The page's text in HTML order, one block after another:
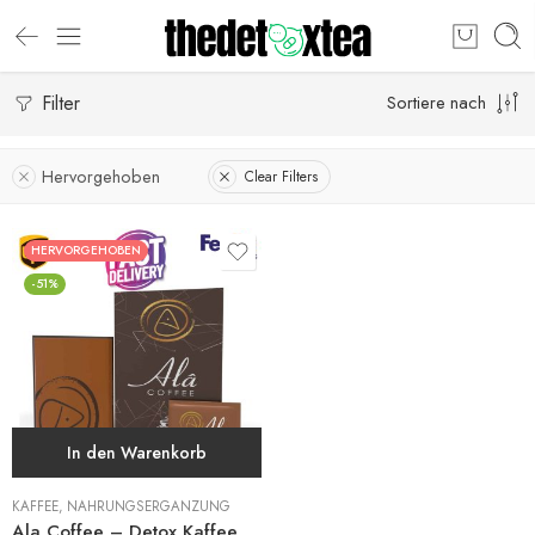
Filter Sortiere nach
Hervorgehoben Clear Filters
HERVORGEHOBEN
-51%
In den Warenkorb
KAFFEE, NAHRUNGSERGÄNZUNG